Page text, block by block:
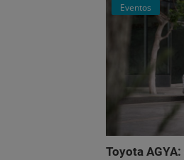
Eventos
Toyota